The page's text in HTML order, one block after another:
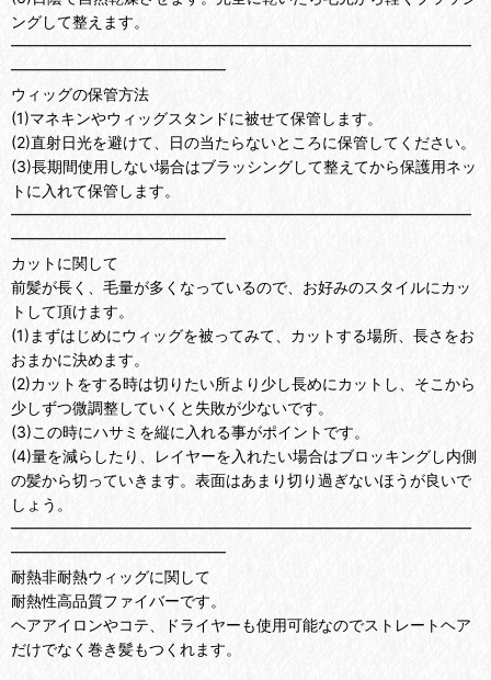
ングして整えます。
━━━━━━━━━━━━━━━━━━━━━━━━━━━━━━
━━━━━━━━━━━━━━
ウィッグの保管方法
(1)マネキンやウィッグスタンドに被せて保管します。
(2)直射日光を避けて、日の当たらないところに保管してください。
(3)長期間使用しない場合はブラッシングして整えてから保護用ネッ
トに入れて保管します。
━━━━━━━━━━━━━━━━━━━━━━━━━━━━━━
━━━━━━━━━━━━━━
カットに関して
前髪が長く、毛量が多くなっているので、お好みのスタイルにカッ
トして頂けます。
(1)まずはじめにウィッグを被ってみて、カットする場所、長さをお
おまかに決めます。
(2)カットをする時は切りたい所より少し長めにカットし、そこから
少しずつ微調整していくと失敗が少ないです。
(3)この時にハサミを縦に入れる事がポイントです。
(4)量を減らしたり、レイヤーを入れたい場合はブロッキングし内側
の髪から切っていきます。表面はあまり切り過ぎないほうが良いで
しょう。
━━━━━━━━━━━━━━━━━━━━━━━━━━━━━━
━━━━━━━━━━━━━━
耐熱非耐熱ウィッグに関して
耐熱性高品質ファイバーです。
ヘアアイロンやコテ、ドライヤーも使用可能なのでストレートヘア
だけでなく巻き髪もつくれます。